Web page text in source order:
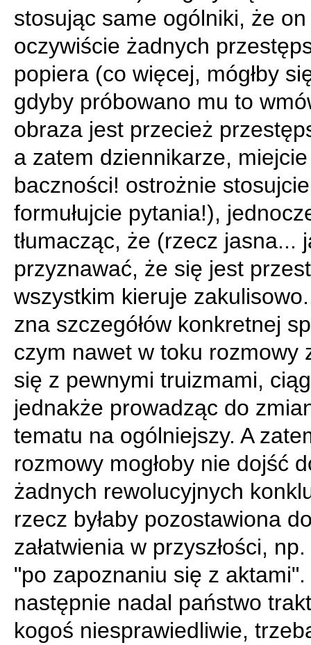
stosując same ogólniki, że on
oczywiście żadnych
popiera (co więcej, mógłby
gdyby próbowano mu to
obraza jest przecież
a zatem dziennikarze,
baczności! ostrożnie stosujcie
formułujcie pytania!),
tłumacząc, że (rzecz jasna...
przyznawać, że się jest
wszystkim kieruje
zna szczegółów konkretnej
czym nawet w toku rozmowy
się z pewnymi truizmami,
jednakże prowadząc do
tematu na ogólniejszy. A
rozmowy mogłoby nie dojść
żadnych rewolucyjnych
rzecz byłaby pozostawiona
załatwienia w przyszłości,
"po zapoznaniu się z
następnie nadal państwo
kogoś niesprawiedliwie,